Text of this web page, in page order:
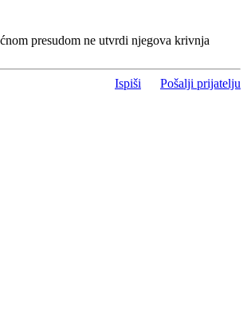
presudom ne utvrdi njegova krivnja
Ispiši Pošalji prijatelju